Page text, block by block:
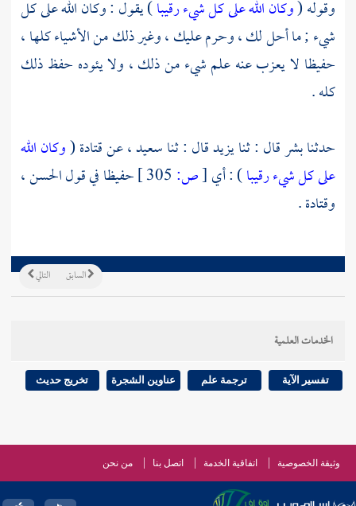
وقوله (وكان الله على كل شيء رقيبا) يقول : وكان الله على كل
شيء ; ما أحل لك ، وحرم عليك ، وغير ذلك من الأشياء كلها ،
حفيظا لا يعزب عنه علم شيء من ذلك ، ولا يئوده حفظ ذلك
كله .
حدثنابشرقال : ثنايزيدقال : ثناسعيد ،عنقتادة(وكان الله
على كل شيء رقيبا) : أي[ص:
حفيظا في قول الحسن ،
وقتادة.
التالي السابق
الخدمات العلمية
تفسير الآية ترجمة علم عناوين الشجرة تخريج حديث
وثيقة الخصوصية اتفاقية الخدمة اتصل بنا من نحن